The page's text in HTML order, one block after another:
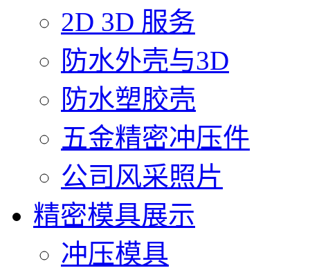
2D 3D 服务
防水外壳与3D
防水塑胶壳
五金精密冲压件
公司风采照片
精密模具展示
冲压模具